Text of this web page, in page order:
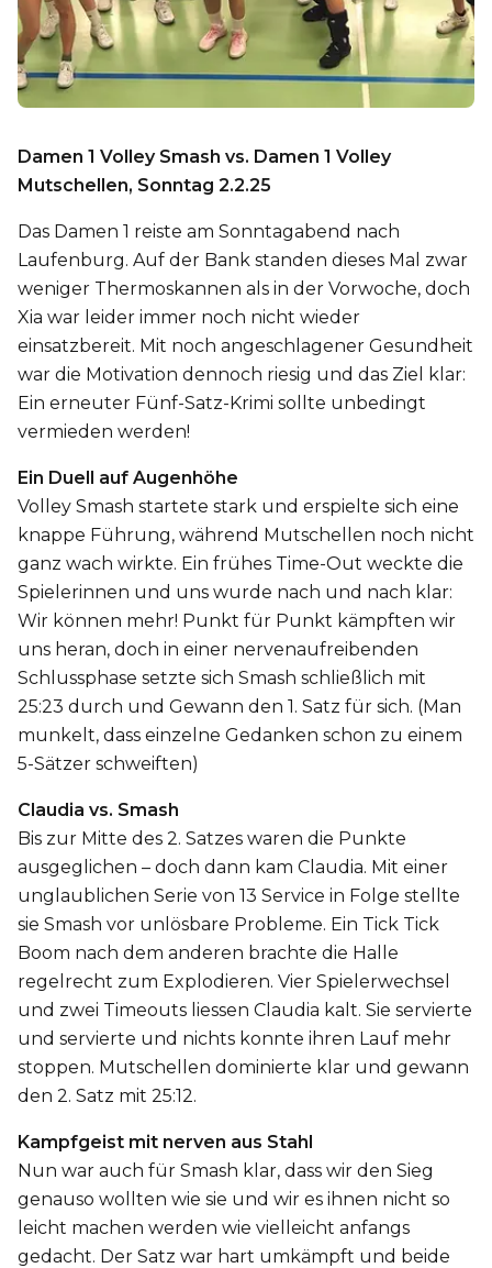
Damen 1 Volley Smash vs. Damen 1 Volley
Mutschellen, Sonntag 2.2.25
Das Damen 1 reiste am Sonntagabend nach
Laufenburg. Auf der Bank standen dieses Mal zwar
weniger Thermoskannen als in der Vorwoche, doch
Xia war leider immer noch nicht wieder
einsatzbereit. Mit noch angeschlagener Gesundheit
war die Motivation dennoch riesig und das Ziel klar:
Ein erneuter Fünf-Satz-Krimi sollte unbedingt
vermieden werden!
Ein Duell auf Augenhöhe
Volley Smash startete stark und erspielte sich eine
knappe Führung, während Mutschellen noch nicht
ganz wach wirkte. Ein frühes Time-Out weckte die
Spielerinnen und uns wurde nach und nach klar:
Wir können mehr! Punkt für Punkt kämpften wir
uns heran, doch in einer nervenaufreibenden
Schlussphase setzte sich Smash schließlich mit
25:23 durch und Gewann den 1. Satz für sich. (Man
munkelt, dass einzelne Gedanken schon zu einem
5-Sätzer schweiften)
Claudia vs. Smash
Bis zur Mitte des 2. Satzes waren die Punkte
ausgeglichen – doch dann kam Claudia. Mit einer
unglaublichen Serie von 13 Service in Folge stellte
sie Smash vor unlösbare Probleme. Ein Tick Tick
Boom nach dem anderen brachte die Halle
regelrecht zum Explodieren. Vier Spielerwechsel
und zwei Timeouts liessen Claudia kalt. Sie servierte
und servierte und nichts konnte ihren Lauf mehr
stoppen. Mutschellen dominierte klar und gewann
den 2. Satz mit 25:12.
Kampfgeist mit nerven aus Stahl
Nun war auch für Smash klar, dass wir den Sieg
genauso wollten wie sie und wir es ihnen nicht so
leicht machen werden wie vielleicht anfangs
gedacht. Der Satz war hart umkämpft und beide